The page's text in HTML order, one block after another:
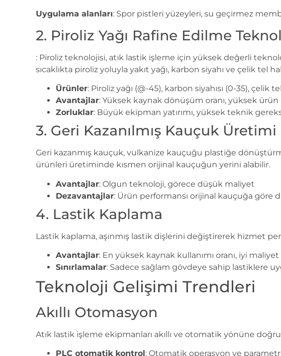
Uygulama alanları: Spor pistleri yüzeyleri, su geçirmez
2. Piroliz Yağı Rafine Edilme
: Piroliz teknolojisi, atık lastik işleme için yüksek değerli
sıcaklıkta piroliz yoluyla yakıt yağı, karbon siyahı ve çelik tel
Ürünler: Piroliz yağı (@-45), karbon siyahısı (0-35), çelik tel
Avantajlar: Yüksek kaynak dönüşüm oranı, yüksek
Zorluklar: Büyük ekipman yatırımı, yüksek teknik
3. Geri Kazanılmış Kauçuk Üretimi
Geri kazanmış kauçuk, vulkanize kauçuğu plastiğe
ürünleri üretiminde kısmen orijinal kauçuğun yerini alabilir.
Avantajlar: Olgun teknoloji, görece düşük maliyet
Dezavantajlar: Ürün performansı orijinal kauçuğa göre
4. Lastik Kaplama
Lastik kaplama, aşınmış lastik dişlerini değiştirerek hizmet
Avantajlar: En yüksek kaynak kullanımı oranı, iyi
Sınırlamalar: Sadece sağlam gövdeye sahip lastiklere
Teknoloji Gelişimi Trendleri
Akıllı Otomasyon
Atık lastik işleme ekipmanları akıllı ve otomatik yönüne
PLC otomatik kontrol : Otomatik operasyon ve